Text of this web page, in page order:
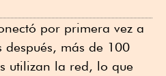
por primera vez a
después, más de 100
utilizan la red, lo que